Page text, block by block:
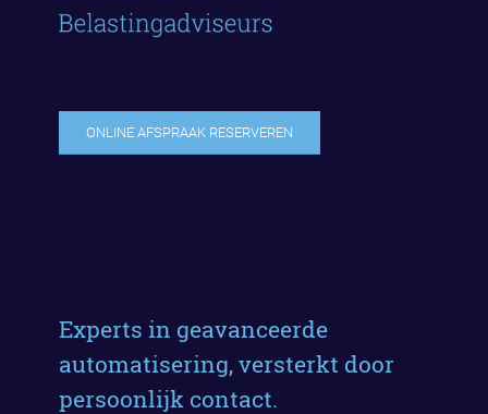
ONLINE AFSPRAAK RESERVEREN
Experts in geavanceerde
automatisering, versterkt door
persoonlijk contact.